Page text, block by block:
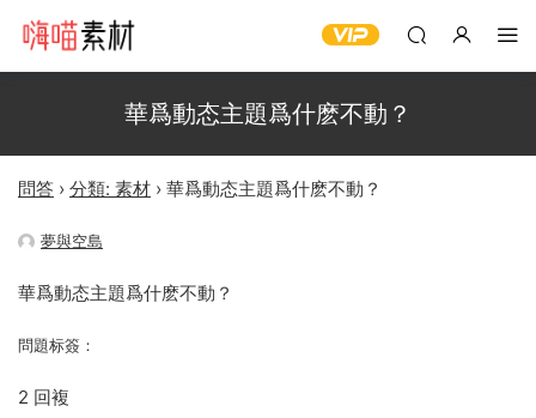
華爲動态主題爲什麽不動？
問答 › 分類: 素材 › 華爲動态主題爲什麽不動？
夢與空島
華爲動态主題爲什麽不動？
問題标簽：
2 回複